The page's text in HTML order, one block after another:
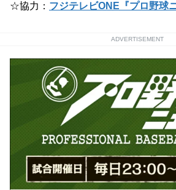
☆協力： フジテレビONE『プロ野球
ADVERTISEMENT